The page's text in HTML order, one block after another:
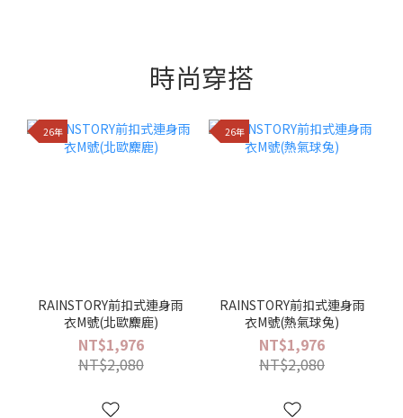
時尚穿搭
26年
RAINSTORY前扣式連身雨
衣M號(北歐麋鹿)
NT$1,976
NT$2,080
26年
RAINSTORY前扣式連身雨
衣M號(熱氣球兔)
NT$1,976
NT$2,080